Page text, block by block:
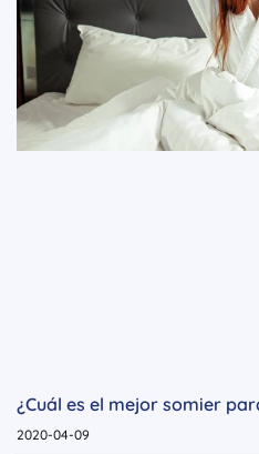
¿Cuál es el mejor somier
2020-04-09